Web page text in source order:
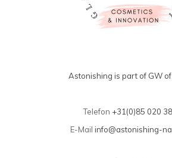
Astonishing is part of GW
Telefon +31(0)85 020
E-Mail info@astonishing-